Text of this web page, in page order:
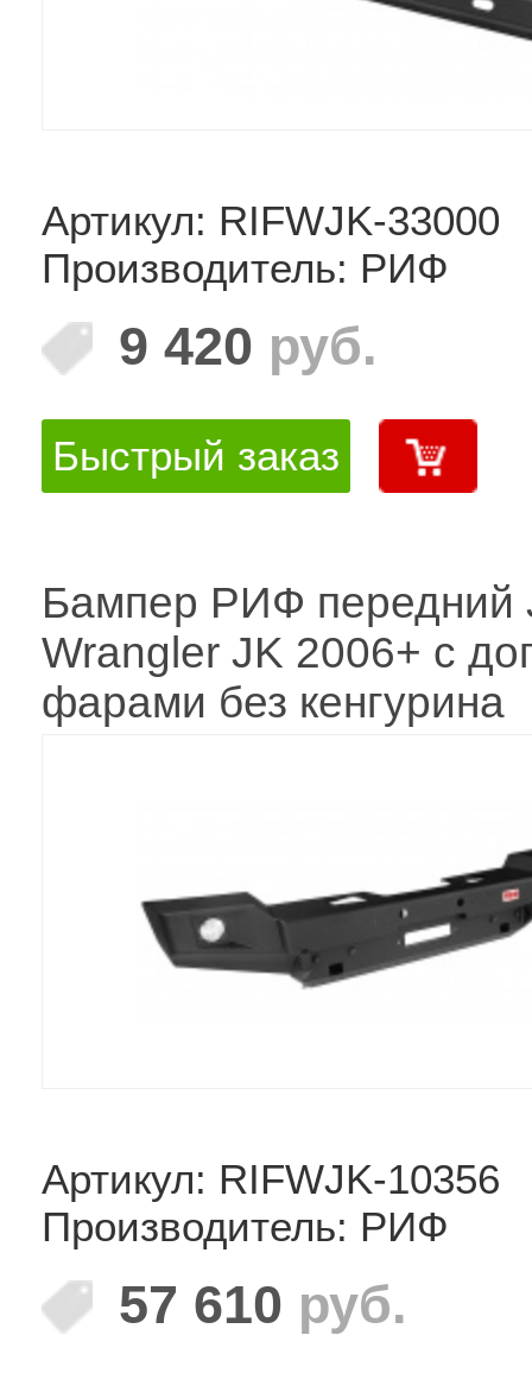
Артикул: RIFWJK-33000
Производитель: РИФ
9 420 руб.
Быстрый заказ
Бампер РИФ передний
Wrangler JK 2006+ с
фарами без кенгурина
Артикул: RIFWJK-10356
Производитель: РИФ
57 610 руб.